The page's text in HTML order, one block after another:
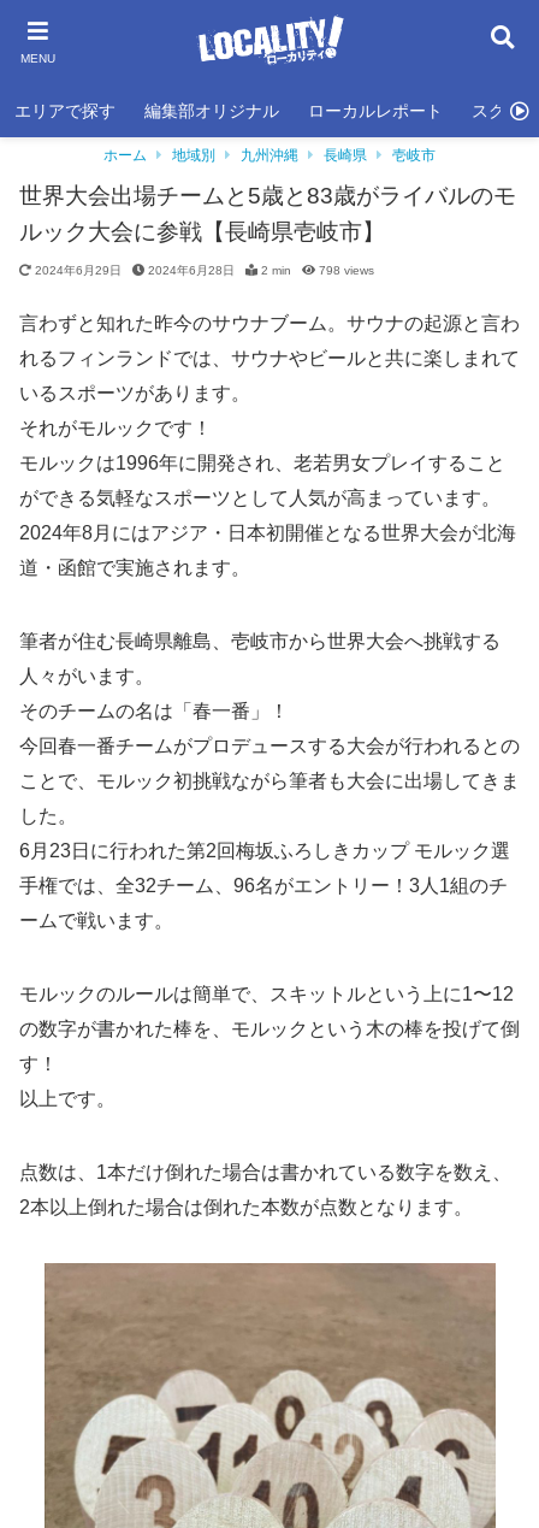
MENU
エリアで探す 編集部オリジナル ローカルレポート スクール
ホーム 地域別 九州沖縄 長崎県 壱岐市
世界大会出場チームと5歳と83歳がライバルのモ
ルック大会に参戦【長崎県壱岐市】
2024年6月29日 2024年6月28日 2 min 798 views
言わずと知れた昨今のサウナブーム。サウナの起源と言わ
れるフィンランドでは、サウナやビールと共に楽しまれて
いるスポーツがあります。
それがモルックです！
モルックは1996年に開発され、老若男女プレイすること
ができる気軽なスポーツとして人気が高まっています。
2024年8月にはアジア・日本初開催となる世界大会が北海
道・函館で実施されます。
筆者が住む長崎県離島、壱岐市から世界大会へ挑戦する
人々がいます。
そのチームの名は「春一番」！
今回春一番チームがプロデュースする大会が行われるとの
ことで、モルック初挑戦ながら筆者も大会に出場してきま
した。
6月23日に行われた第2回梅坂ふろしきカップ モルック選
手権では、全32チーム、96名がエントリー！3人1組のチ
ームで戦います。
モルックのルールは簡単で、スキットルという上に1〜12
の数字が書かれた棒を、モルックという木の棒を投げて倒
す！
以上です。
点数は、1本だけ倒れた場合は書かれている数字を数え、
2本以上倒れた場合は倒れた本数が点数となります。